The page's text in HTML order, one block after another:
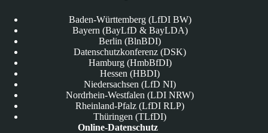
Baden-Württemberg (LfDI BW)
Bayern (BayLfD & BayLDA)
Berlin (BlnBDI)
Datenschutzkonferenz (DSK)
Hamburg (HmbBfDI)
Hessen (HBDI)
Niedersachsen (LfD NI)
Nordrhein-Westfalen (LDI NRW)
Rheinland-Pfalz (LfDI RLP)
Thüringen (TLfDI)
Online-Datenschutz